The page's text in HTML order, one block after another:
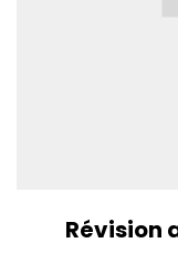
Révision